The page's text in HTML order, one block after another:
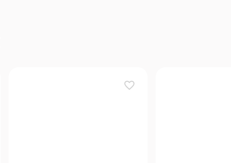
favorite_border